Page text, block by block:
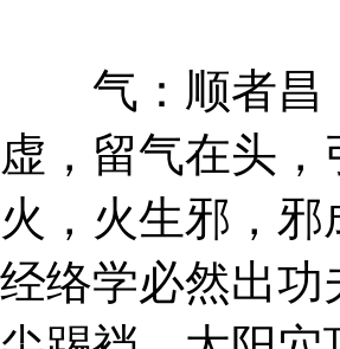
气：顺者昌，
虚，留气在头
火，火生邪，
经络学必然出